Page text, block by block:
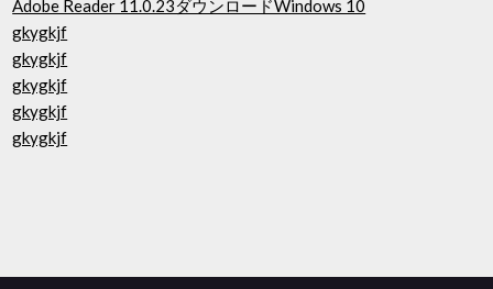
Adobe Reader 11.0.23ダウンロードWindows 10
gkygkjf
gkygkjf
gkygkjf
gkygkjf
gkygkjf